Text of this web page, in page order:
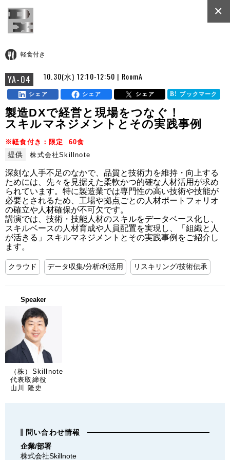
軽食付き
YA-04 10.30(水) 12:10-12:50 | RoomA
×
シェア シェア シェア ブックマーク
製造DXで経営と現場をつなぐ！
スキルマネジメントとその実践事例
※軽食付き：限定 60食
提供 株式会社Skillnote
深刻な人手不足のなかで、品質と技術力を維持・向上する
ためには、先々を見据えた柔軟かつ的確な人材活用が求め
られています。特に製造業では専門性の高い技術や技能が
必要とされるため、工場や拠点ごとの人材ポートフォリオ
の確立や人材確保が不可欠です。
講演では、技術・技能人材のスキルをデータベース化し、
スキルベースの人材育成や人員配置を実現し、「組織と人
が活きる」スキルマネジメントとその実践事例をご紹介し
ます。
クラウド データ収集/分析/利活用 リスキリング/技術伝承
Speaker
（株）Skillnote
代表取締役
山川 隆史
問い合わせ情報
企業/部署
株式会社Skillnote